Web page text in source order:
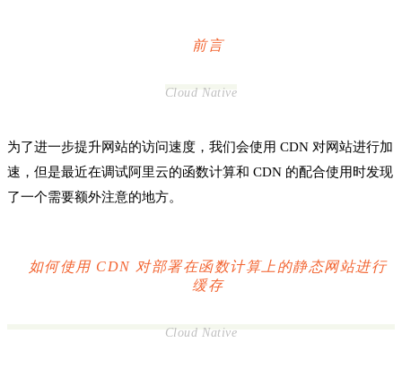
前言
Cloud Native
为了进一步提升网站的访问速度，我们会使用 CDN 对网站进行加
速，但是最近在调试阿里云的函数计算和 CDN 的配合使用时发现
了一个需要额外注意的地方。
如何使用 CDN 对部署在函数计算上的静态网站进行
缓存
Cloud Native